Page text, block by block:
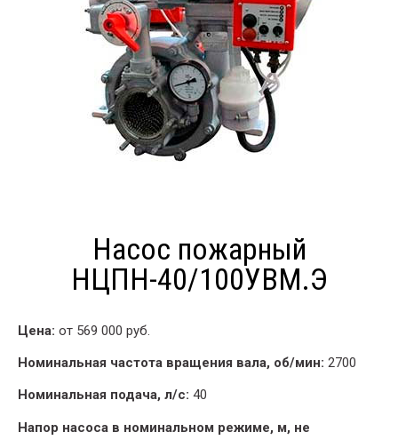
Насос пожарный
НЦПН-40/100УВМ.Э
Цена: от 569 000 руб.
Номинальная частота вращения вала, об/мин: 2700
Номинальная подача, л/с: 40
Напор насоса в номинальном режиме, м, не